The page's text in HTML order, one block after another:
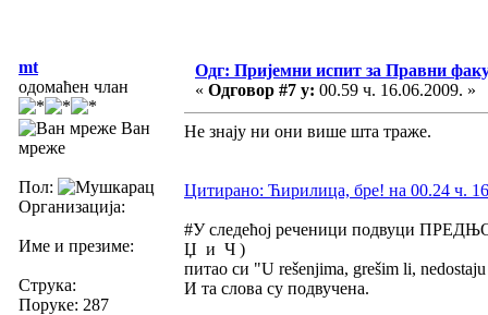
mt
одомаћен члан
Ван
мреже
Пол:
Организација:
Име и презиме:
Струка:
Поруке: 287
Одг: Пријемни испит за Правни
« Одговор #7 у: 00.59 ч. 16.06.2009. »
Не знају ни они више шта траже.
Цитирано: Ћирилица, бре! на 00.24 ч.
#У следећој реченици подвуци
Џ и Ч )
питао си "U rešenjima, grešim li,
И та слова су подвучена.